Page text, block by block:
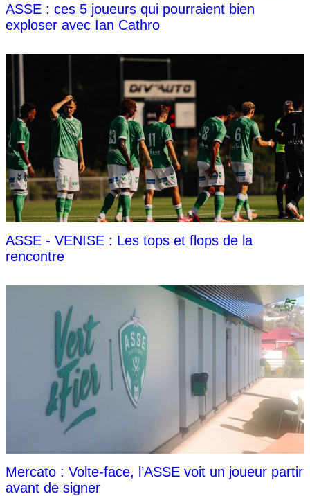
ASSE : ces 5 joueurs qui pourraient bien
exploser avec Ian Cathro
ASSE - VENISE : Les tops et flops de la
rencontre
Mercato : Volte-face, l’ASSE voit un joueur partir
avant de signer